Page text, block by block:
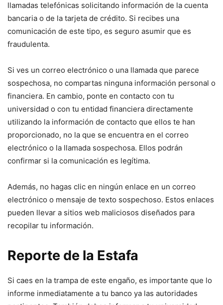
llamadas telefónicas solicitando información de la cuenta
bancaria o de la tarjeta de crédito. Si recibes una
comunicación de este tipo, es seguro asumir que es
fraudulenta.
Si ves un correo electrónico o una llamada que parece
sospechosa, no compartas ninguna información personal o
financiera. En cambio, ponte en contacto con tu
universidad o con tu entidad financiera directamente
utilizando la información de contacto que ellos te han
proporcionado, no la que se encuentra en el correo
electrónico o la llamada sospechosa. Ellos podrán
confirmar si la comunicación es legítima.
Además, no hagas clic en ningún enlace en un correo
electrónico o mensaje de texto sospechoso. Estos enlaces
pueden llevar a sitios web maliciosos diseñados para
recopilar tu información.
Reporte de la Estafa
Si caes en la trampa de este engaño, es importante que lo
informe inmediatamente a tu banco ya las autoridades